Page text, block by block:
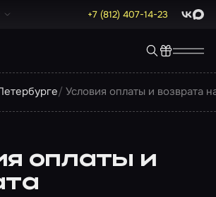
+7 (812) 407-14-23 Max
Условия оплаты и возврата
оплаты и